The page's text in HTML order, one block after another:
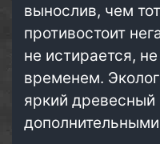
вынослив, чем
противостоит
не истирается,
временем.
яркий древесный